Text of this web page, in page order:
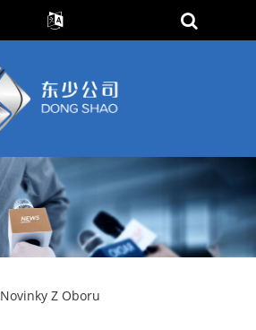
Novinky Z Oboru